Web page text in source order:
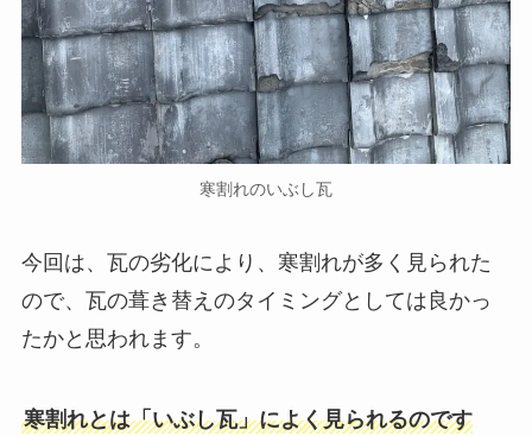
寒割れのいぶし瓦
今回は、瓦の劣化により、寒割れが多く見られた
ので、瓦の葺き替えのタイミングとしては良かっ
たかと思われます。
寒割れとは「いぶし瓦」によく見られるのです